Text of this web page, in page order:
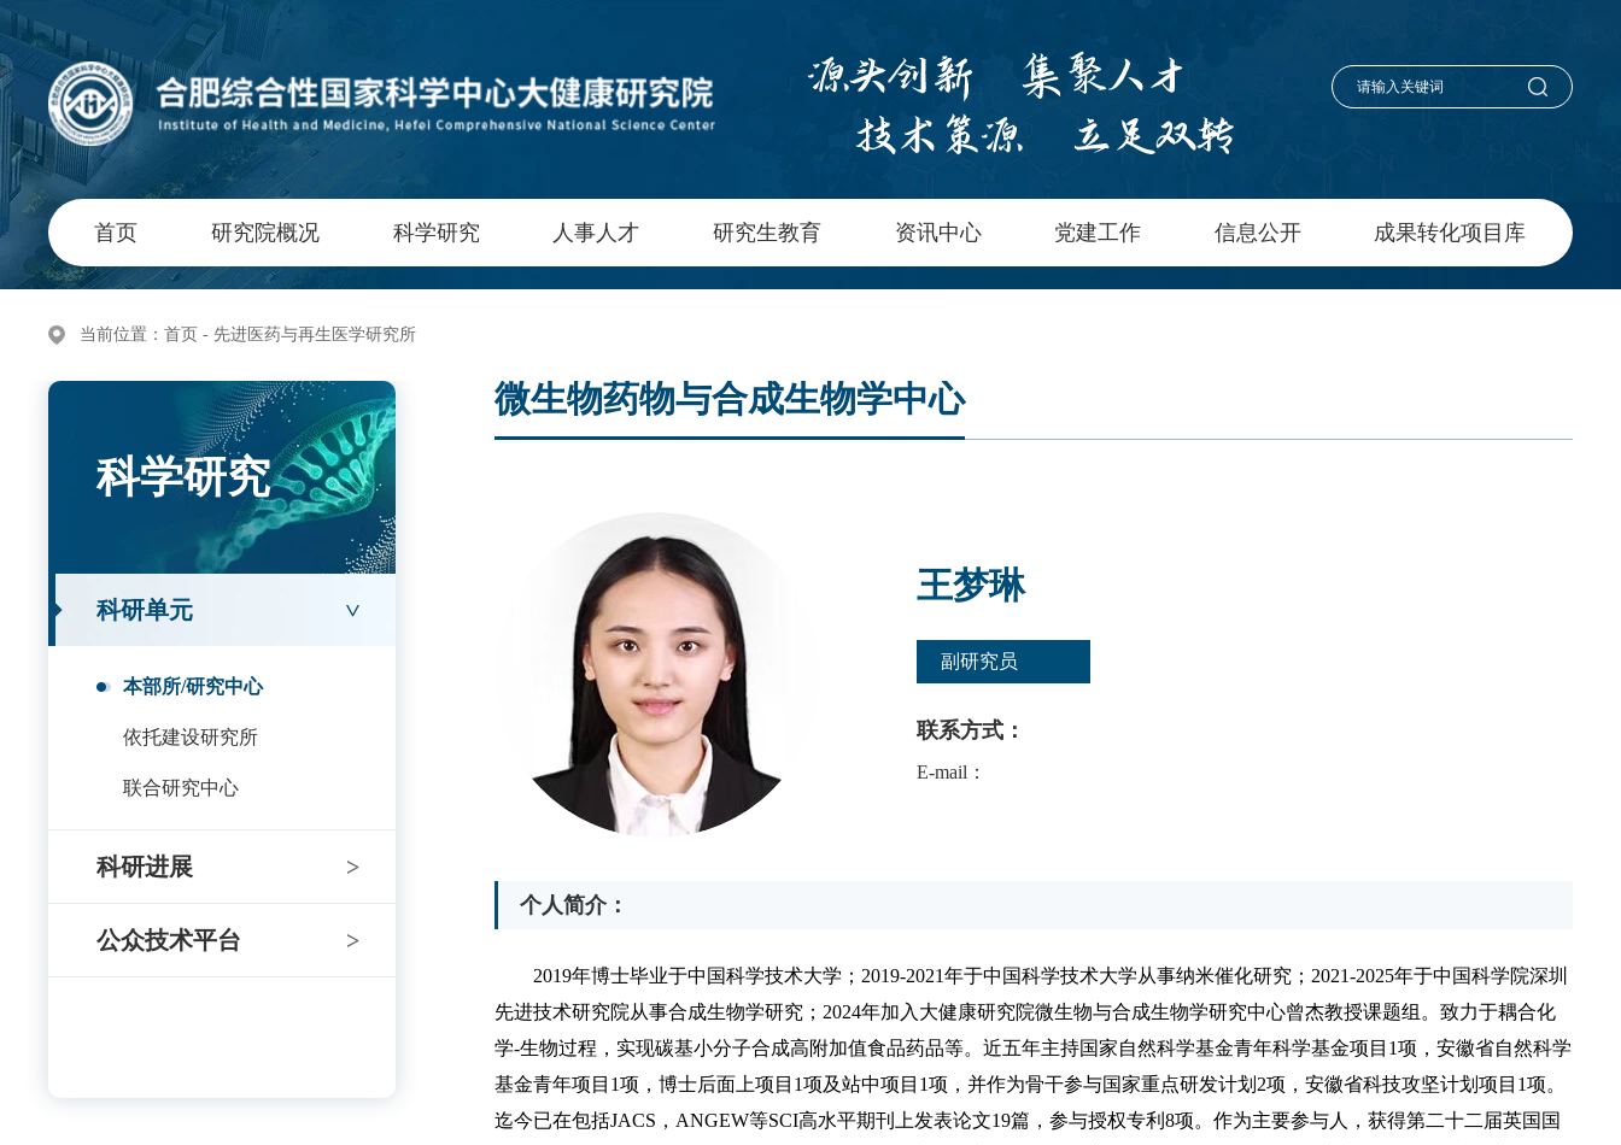
首页 研究院概况 科学研究 人事人才 研究生教育 资讯中心 党建工作 信息公开 成果转化项目库
当前位置：首页 - 先进医药与再生医学研究所
科学研究
科研单元 >
本部所/研究中心
依托建设研究所
联合研究中心
科研进展 >
公众技术平台 >
微生物药物与合成生物学中心
王梦琳
副研究员
联系方式：
E-mail：
个人简介：
2019年博士毕业于中国科学技术大学； 2019-2021年于中国科学技术大学从事纳米催化研究； 2021-2025年于中国科学院深圳
先进技术研究院从事合成生物学研究； 2024年加入大健康研究院微生物与合成生物学研究中心曾杰教授课题组。致力于耦合化
学-生物过程，实现碳基小分子合成高附加值食品药品等。近五年主持国家自然科学基金青年科学基金项目 1项，安徽省自然科学
基金青年项目 1项，博士后面上项目 1项及站中项目 1项，并作为骨干参与国家重点研发计划 2项，安徽省科技攻坚计划项 目 1项。
迄今已在包括JACS ， ANGEW等SCI高水平期刊上发表论文19篇，参与授权专利8项。作为主要参与人，获得第二十二届英国国